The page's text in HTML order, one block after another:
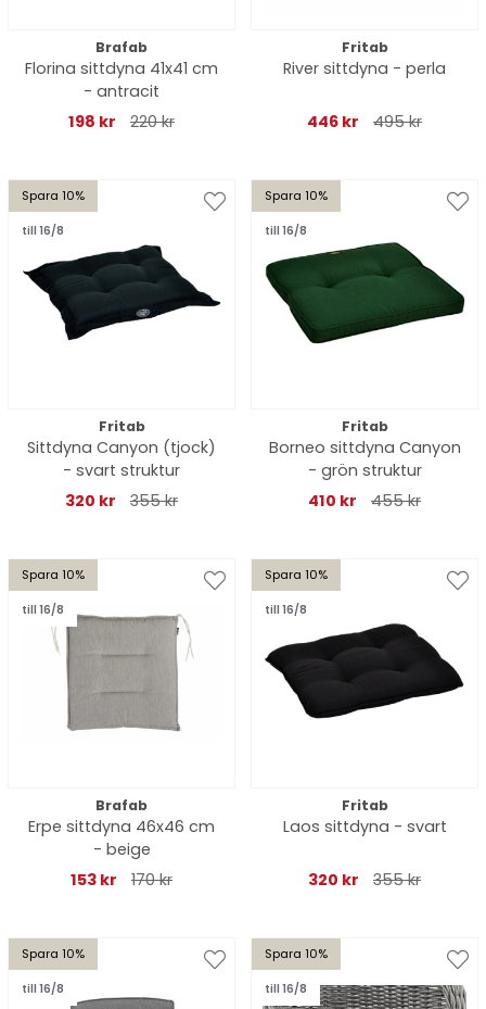
Brafab
Florina sittdyna 41x41 cm
- antracit
198 kr
220 kr
Fritab
River sittdyna - perla
446 kr 495 kr
Spara 10%
till 16/8
Fritab
Sittdyna Canyon (tjock)
- svart struktur
320 kr
355 kr
Spara 10%
till 16/8
Fritab
Borneo sittdyna Canyon
- grön struktur
410 kr
455 kr
Spara 10%
till 16/8
Brafab
Erpe sittdyna 46x46 cm
- beige
153 kr
170 kr
Spara 10%
till 16/8
Fritab
Laos sittdyna - svart
320 kr 355 kr
Spara 10%
till 16/8
Spara 10%
till 16/8